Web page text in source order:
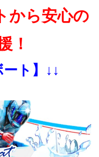
から安心の
！
ト】↓↓